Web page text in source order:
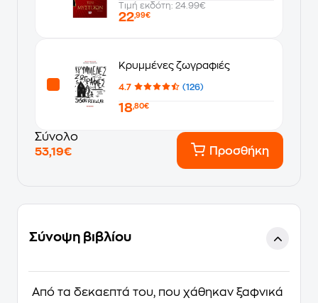
Τιμή εκδότη: 24.99€
22,99€
Κρυμμένες ζωγραφιές
4.7 (126)
18,80€
Σύνολο
53,19€
Προσθήκη
Σύνοψη βιβλίου
Από τα δεκαεπτά του, που χάθηκαν ξαφνικά